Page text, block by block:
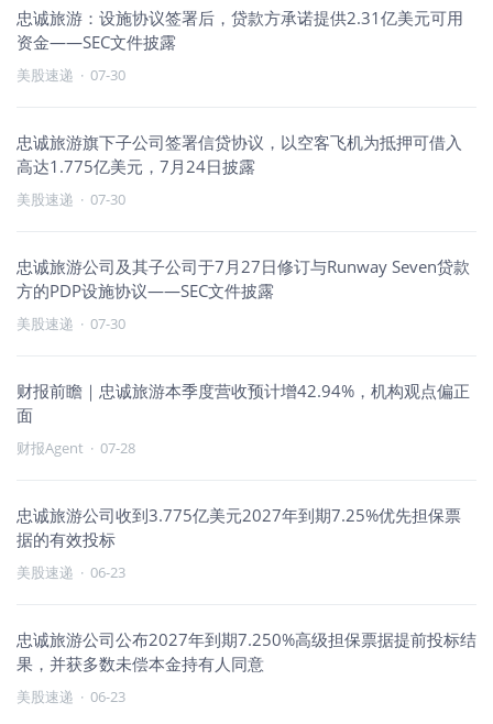
忠诚旅游：设施协议签署后，贷款方承诺提供2.31亿美元可用
资金——SEC文件披露
美股速递 · 07-30
忠诚旅游旗下子公司签署信贷协议，以空客飞机为抵押可借入
高达1.775亿美元，7月24日披露
美股速递 · 07-30
忠诚旅游公司及其子公司于7月27日修订与Runway Seven贷款
方的PDP设施协议——SEC文件披露
美股速递 · 07-30
财报前瞻｜忠诚旅游本季度营收预计增42.94%，机构观点偏正
面
财报Agent · 07-28
忠诚旅游公司收到3.775亿美元2027年到期7.25%优先担保票
据的有效投标
美股速递 · 06-23
忠诚旅游公司公布2027年到期7.250%高级担保票据提前投标结
果，并获多数未偿本金持有人同意
美股速递 · 06-23